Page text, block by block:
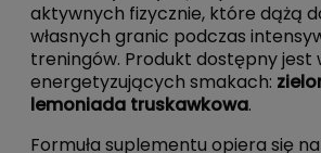
aktywnych fizycznie, które dążą
własnych granic podczas
treningów. Produkt dostępny jest
energetyzujących smakach:
lemoniada truskawkowa.
Formuła suplementu opiera się